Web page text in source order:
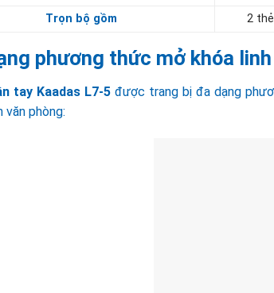
Trọn bộ gồm
2
phương thức mở khóa
tay Kaadas L7-5được trang bị đa dạng
văn phòng: